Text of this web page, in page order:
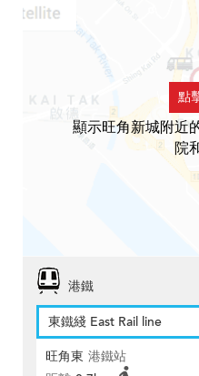
點
顯示旺角新城附近
院
港鐵
東鐵綫 East Rail line
旺角東 港鐵站